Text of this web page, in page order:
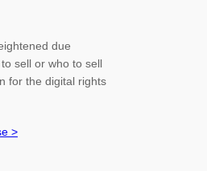
due
sell or who to sell
for the digital rights
>